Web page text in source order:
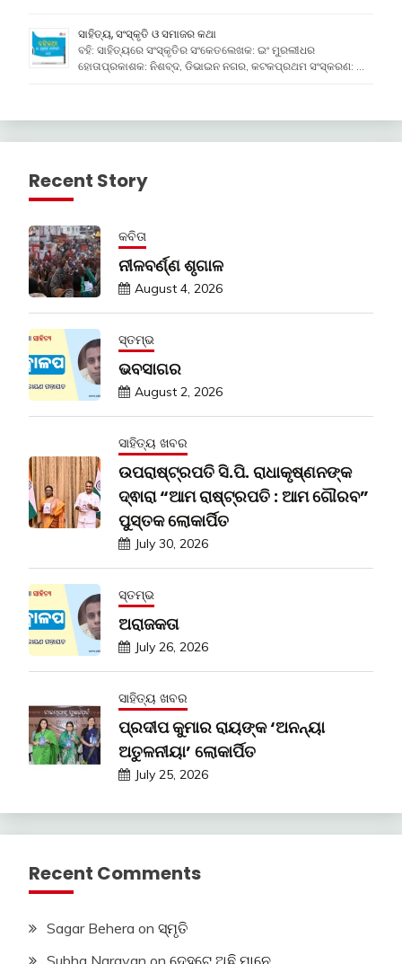
ସାହିତ୍ୟ, ସଂସ୍କୃତି ଓ ସମାଜର କଥା
ବହି: ସାହିତ୍ୟରେ ସଂସ୍କୃତିର ସଂକେତଲେଖକ: ଇଂ ମୁରଲୀଧର
ହୋତାପ୍ରକାଶକ: ନିଶବ୍ଦ, ଡିଭାଇନ ନଗର, କଟକପ୍ରଥମ ସଂସ୍କରଣ: …
Recent Story
କବିତା
ନୀଳବର୍ଣ୍ଣ ଶୃଗାଳ
August 4, 2026
ସ୍ତମ୍ଭ
ଭବସାଗର
August 2, 2026
ସାହିତ୍ୟ ଖବର
ଉପରାଷ୍ଟ୍ରପତି ସି.ପି. ରାଧାକୃଷ୍ଣନଙ୍କ
ଦ୍ଵାରା “ଆମ ରାଷ୍ଟ୍ରପତି : ଆମ ଗୌରବ”
ପୁସ୍ତକ ଲୋକାର୍ପିତ
July 30, 2026
ସ୍ତମ୍ଭ
ଅରାଜକତା
July 26, 2026
ସାହିତ୍ୟ ଖବର
ପ୍ରଦୀପ କୁମାର ରାୟଙ୍କ ‘ଅନନ୍ୟା
ଅତୁଳନୀୟା’ ଲୋକାର୍ପିତ
July 25, 2026
Recent Comments
Sagar Behera on ସ୍ମୃତି